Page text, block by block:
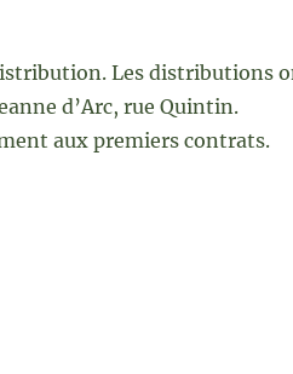
Les distributions
d’Arc, rue Quintin.
aux premiers contrats.